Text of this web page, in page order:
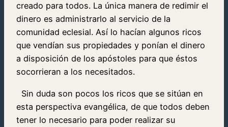
creado para todos. La única manera de redimir el
dinero es administrarlo al servicio de la
comunidad eclesial. Así lo hacían algunos ricos
que vendían sus propiedades y ponían el dinero
a disposición de los apóstoles para que éstos
socorrieran a los necesitados.
Sin duda son pocos los ricos que se sitúan en
esta perspectiva evangélica, de que todos deben
tener lo necesario para poder realizar su